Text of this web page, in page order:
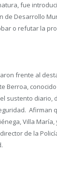
fue
de Desarrollo
o refutar la
frente al
conocido
sustento diario,
Afirman
Villa María,
de la